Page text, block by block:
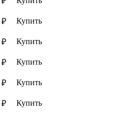
₽
Купить
₽
Купить
₽
Купить
₽
Купить
₽
Купить